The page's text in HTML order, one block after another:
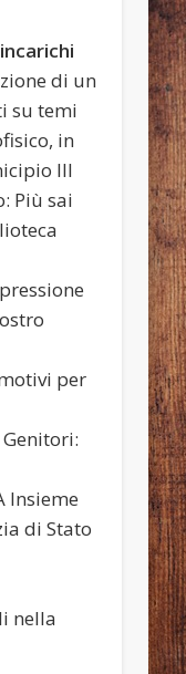
di un
su temi
in
III
Più sai
per
Insieme
di Stato
nella